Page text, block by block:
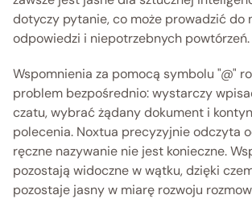
dotyczy pytanie, co może prowadzić do
odpowiedzi i niepotrzebnych powtórzeń.
Wspomnienia za pomocą symbolu "@"
problem bezpośrednio: wystarczy
czatu, wybrać żądany dokument i
polecenia. Noxtua precyzyjnie odczyta
ręczne nazywanie nie jest konieczne.
pozostają widoczne w wątku, dzięki
pozostaje jasny w miarę rozwoju